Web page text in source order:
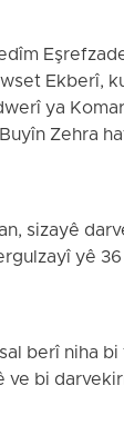
Ekberî,
ya
Zehra
sizayê
yê
berî niha
ve bi